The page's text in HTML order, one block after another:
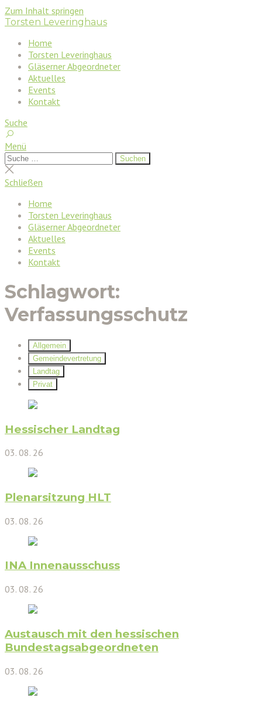
Zum Inhalt springen
Torsten Leveringhaus
Home
Torsten Leveringhaus
Gläserner Abgeordneter
Aktuelles
Events
Kontakt
Suche
Menü
Suchen
nach:
Suchen
Suche
schließen
Schließen
Home
Torsten Leveringhaus
Gläserner Abgeordneter
Aktuelles
Events
Kontakt
Schlagwort:
Verfassungsschutz
Allgemein
Gemeindevertretung
Landtag
Privat
Hessischer Landtag
03. 08. 26
Plenarsitzung HLT
03. 08. 26
INA Innenausschuss
03. 08. 26
Austausch mit den hessischen
Bundestagsabgeordneten
03. 08. 26